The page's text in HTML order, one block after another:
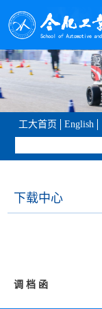
工大首页 English
下载中心
调 档 函